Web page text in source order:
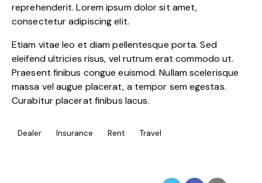
reprehenderit. Lorem ipsum dolor sit amet,
consectetur adipiscing elit.
Etiam vitae leo et diam pellentesque porta. Sed
eleifend ultricies risus, vel rutrum erat commodo ut.
Praesent finibus congue euismod. Nullam scelerisque
massa vel augue placerat, a tempor sem egestas.
Curabitur placerat finibus lacus.
Dealer Insurance Rent Travel